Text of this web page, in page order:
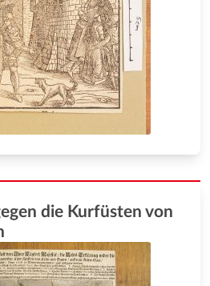
die Kurfüsten von